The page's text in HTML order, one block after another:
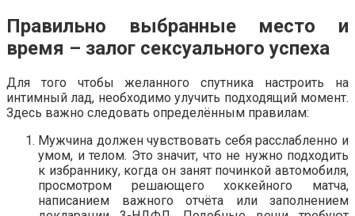
Правильно выбранные место и
время – залог сексуального успеха
Для того чтобы желанного спутника настроить на
интимный лад, необходимо улучить подходящий момент.
Здесь важно следовать определённым правилам:
Мужчина должен чувствовать себя расслабленно и
умом, и телом. Это значит, что не нужно подходить
к избраннику, когда он занят починкой автомобиля,
просмотром решающего хоккейного матча,
написанием важного отчёта или заполнением